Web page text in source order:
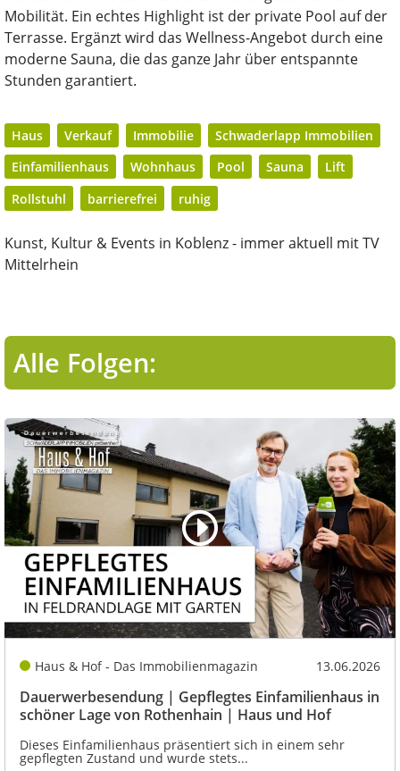
Mobilität. Ein echtes Highlight ist der private Pool auf der
Terrasse. Ergänzt wird das Wellness-Angebot durch eine
moderne Sauna, die das ganze Jahr über entspannte
Stunden garantiert.
Haus Verkauf Immobilie
Schwaderlapp Immobilien
Einfamilienhaus
Wohnhaus Pool Sauna
Lift
Rollstuhl
barrierefrei ruhig
Kunst, Kultur & Events in Koblenz - immer aktuell mit TV
Mittelrhein
Alle Folgen:
Haus & Hof - Das Immobilienmagazin 13.06.2026
Dauerwerbesendung | Gepflegtes Einfamilienhaus in
schöner Lage von Rothenhain | Haus und Hof
Dieses Einfamilienhaus präsentiert sich in einem sehr
gepflegten Zustand und wurde stets...